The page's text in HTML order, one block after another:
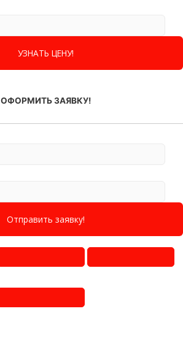
ОФОРМИТЬ ЗАЯВКУ!